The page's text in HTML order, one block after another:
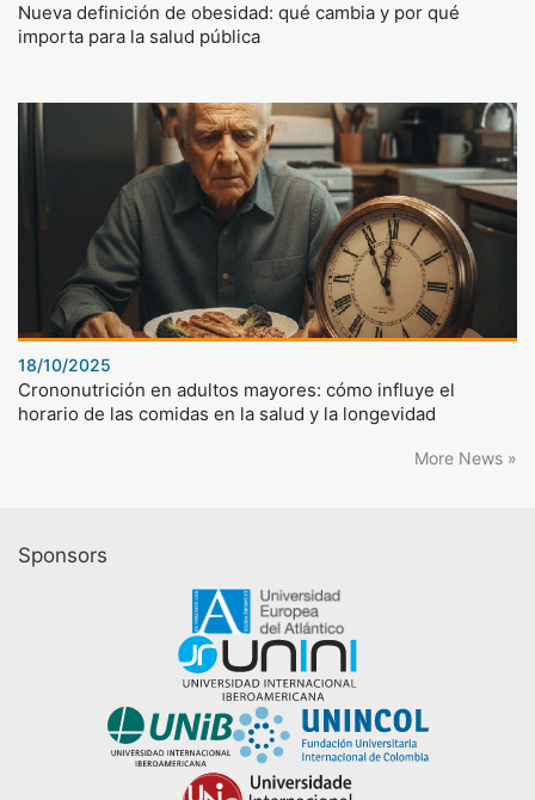
Nueva definición de obesidad: qué cambia y por qué
importa para la salud pública
18/10/2025
Crononutrición en adultos mayores: cómo influye el
horario de las comidas en la salud y la longevidad
More News »
Sponsors